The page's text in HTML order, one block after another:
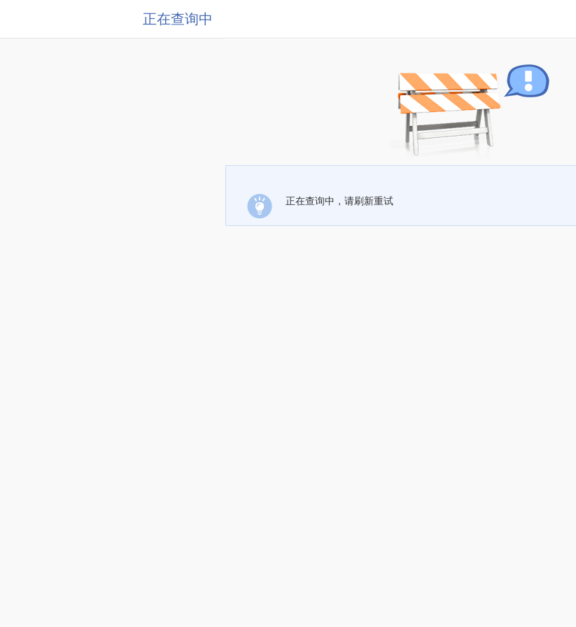
正在查询中
正在查询中，请刷新重试